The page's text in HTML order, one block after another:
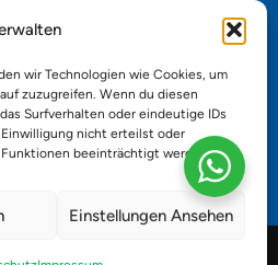
wir Technologien wie Cookies, um
zuzugreifen. Wenn du diesen
Surfverhalten oder eindeutige IDs
nicht erteilst oder
beeinträchtigt werden.
Einstellungen Ansehen
50 30